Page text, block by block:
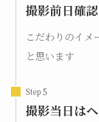
撮影前日確
こだわりのイメ
と思います
Step
撮影当日は